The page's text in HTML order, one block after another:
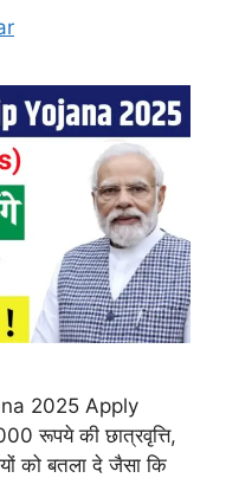
2025 Apply
रूपये की छात्रवृत्ति,
को बतला दे जैसा कि